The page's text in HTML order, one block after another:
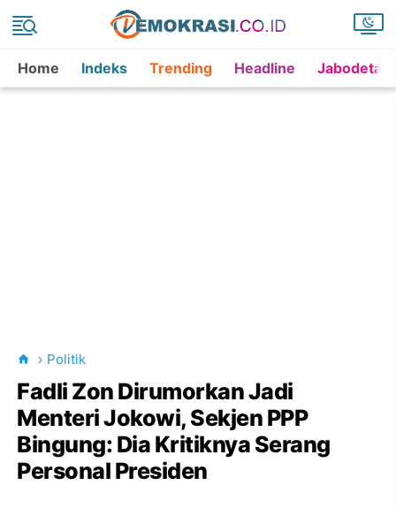
Home Indeks Trending Headline
Politik
Fadli Zon Dirumorkan Jadi
Menteri Jokowi, Sekjen PPP
Bingung: Dia Kritiknya Serang
Personal Presiden